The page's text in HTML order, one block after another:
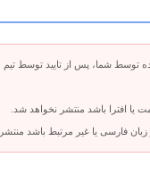
توسط شما، پس از تایید توسط
یا افترا باشد منتشر نخواهد شد.
زبان فارسی یا غیر مرتبط باشد